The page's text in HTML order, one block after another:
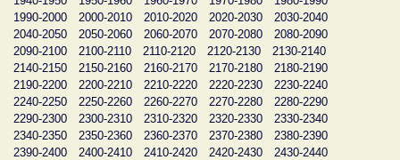
1990-2000
2000-2010 2010-2020 2020-2030
2030-2040
2040-2050
2050-2060 2060-2070 2070-2080
2080-2090
2090-2100
2100-2110 2110-2120 2120-2130
2130-2140
2140-2150
2150-2160 2160-2170 2170-2180
2180-2190
2190-2200
2200-2210 2210-2220 2220-2230
2230-2240
2240-2250
2250-2260 2260-2270 2270-2280
2280-2290
2290-2300
2300-2310 2310-2320 2320-2330
2330-2340
2340-2350
2350-2360 2360-2370 2370-2380
2380-2390
2390-2400
2400-2410 2410-2420 2420-2430
2430-2440